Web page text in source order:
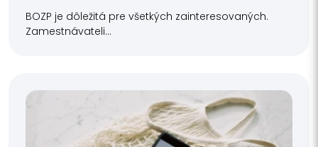
BOZP je dôležitá pre všetkých zainteresovaných.
Zamestnávateli...